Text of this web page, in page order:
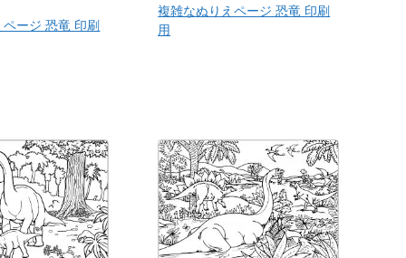
ージ 恐竜 印刷
複雑なぬりえページ 恐竜 印刷
用